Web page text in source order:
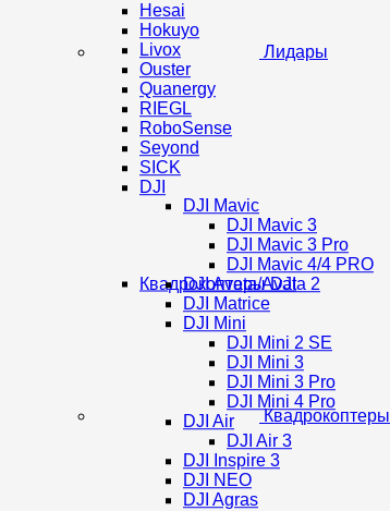
Лидары
Hesai
Hokuyo
Livox
Ouster
Quanergy
RIEGL
RoboSense
Seyond
SICK
DJI
Квадрокоптеры
Квадрокоптеры DJI
DJI Mavic
DJI Mavic 3
DJI Mavic 3 Pro
DJI Mavic 4/4 PRO
DJI Avata/Avata 2
DJI Matrice
DJI Mini
DJI Mini 2 SE
DJI Mini 3
DJI Mini 3 Pro
DJI Mini 4 Pro
DJI Air
DJI Air 3
DJI Inspire 3
DJI NEO
DJI Agras